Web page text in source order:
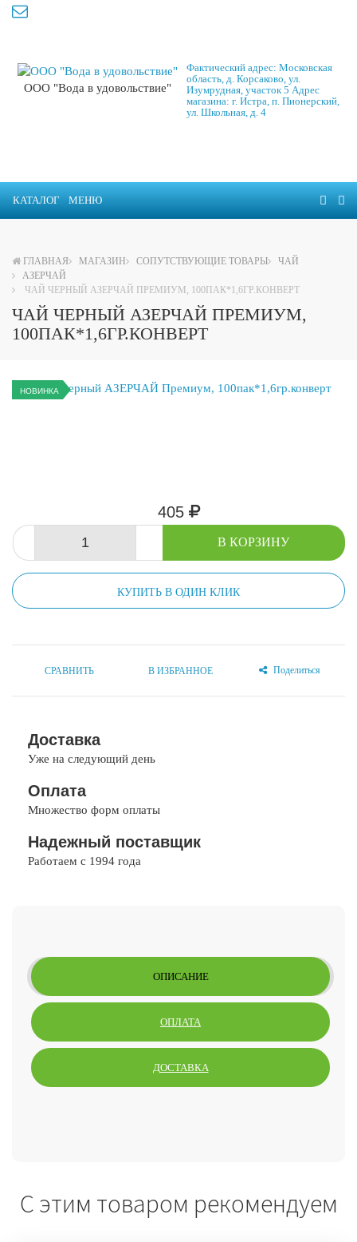
ООО "Вода в удовольствие"
Фактический адрес: Московская
область, д. Корсаково, ул.
Изумрудная, участок 5 Адрес
магазина: г. Истра, п. Пионерский,
ул. Школьная, д. 4
КАТАЛОГ МЕНЮ
ГЛАВНАЯ МАГАЗИН СОПУТСТВУЮЩИЕ ТОВАРЫ
ЧАЙ
АЗЕРЧАЙ
ЧАЙ ЧЕРНЫЙ АЗЕРЧАЙ ПРЕМИУМ, 100ПАК*1,6ГР.КОНВЕРТ
ЧАЙ ЧЕРНЫЙ АЗЕРЧАЙ ПРЕМИУМ,
100ПАК*1,6ГР.КОНВЕРТ
НОВИНКА
405
В КОРЗИНУ
КУПИТЬ В ОДИН КЛИК
СРАВНИТЬ В ИЗБРАННОЕ Поделиться
Доставка
Уже на следующий день
Оплата
Множество форм оплаты
Надежный поставщик
Работаем с 1994 года
ОПИСАНИЕ
ОПЛАТА
ДОСТАВКА
С этим товаром рекомендуем